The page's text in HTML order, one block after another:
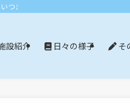
までも」エリア：尾張旭市・長久手
設紹介 日々の様子 そ